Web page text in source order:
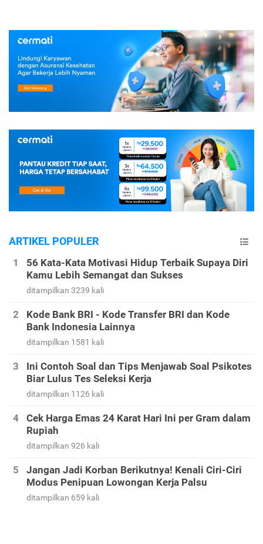
ARTIKEL POPULER
56 Kata-Kata Motivasi Hidup Terbaik Supaya Diri
Kamu Lebih Semangat dan Sukses
ditampilkan 3239 kali
Kode Bank BRI - Kode Transfer BRI dan Kode
Bank Indonesia Lainnya
ditampilkan 1581 kali
Ini Contoh Soal dan Tips Menjawab Soal Psikotes
Biar Lulus Tes Seleksi Kerja
ditampilkan 1126 kali
Cek Harga Emas 24 Karat Hari Ini per Gram dalam
Rupiah
ditampilkan 926 kali
Jangan Jadi Korban Berikutnya! Kenali Ciri-Ciri
Modus Penipuan Lowongan Kerja Palsu
ditampilkan 659 kali